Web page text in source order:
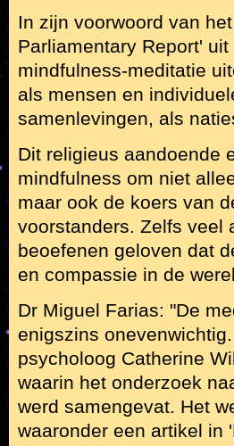
In zijn voorwoord van
Parliamentary Report'
mindfulness-meditatie
als mensen en
samenlevingen, als
Dit religieus aandoende
mindfulness om niet
maar ook de koers van
voorstanders. Zelfs veel
beoefenen geloven dat
en compassie in de
Dr Miguel Farias: "De
enigszins
psycholoog Catherine
waarin het onderzoek
werd samengevat. Het
waaronder een artikel in